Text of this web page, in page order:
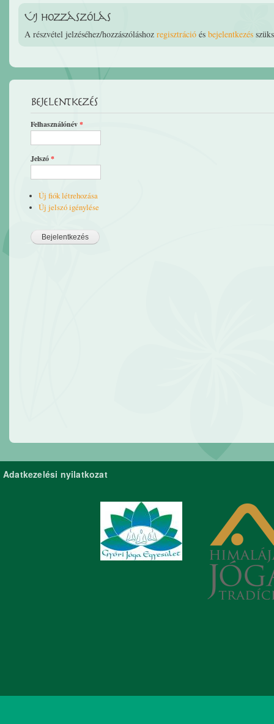
Új hozzászólás
A részvétel jelzéséhez/hozzászóláshoz regisztráció és bejelentkezés
Bejelentkezés
Felhasználónév*
Jelszó*
Új fiók létrehozása
Új jelszó igénylése
Adatkezelési nyilatkozat